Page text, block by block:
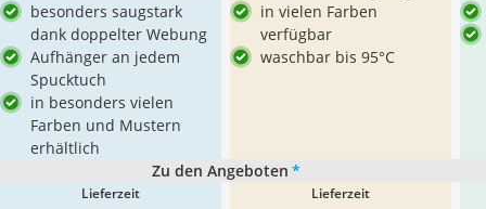
besonders saugstark
dank doppelter Webung
Aufhänger an jedem
Spucktuch
in besonders vielen
Farben und Mustern
erhältlich
in vielen Farben
verfügbar
waschbar bis 95°C
Zu den Angeboten *
Lieferzeit Lieferzeit